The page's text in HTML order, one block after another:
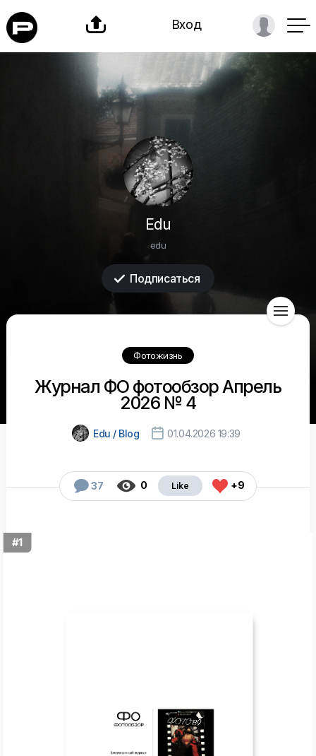
 Вход
Edu
edu
 Подписаться

Фотожизнь
Журнал ФО фотообзор Апрель
2026 № 4
Edu / Blog  01.04.2026 19:39
 37  0  +9
#1